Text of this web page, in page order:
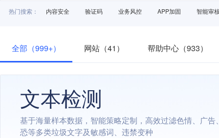
热门搜索： 内容安全 验证码 业务风控 APP加固 智能审
全部（999+） 网站（41） 帮助中心（933）
文本检测
基于海量样本数据，智能策略定制，高效过滤色情、广告
恐等多类垃圾文字及敏感词、违禁变种